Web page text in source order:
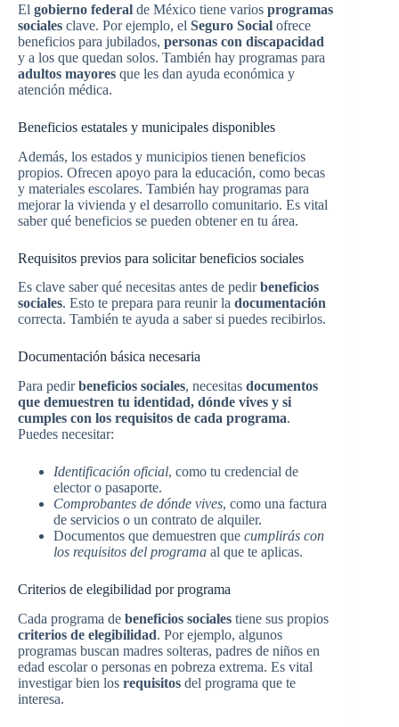
El gobierno federal de México tiene varios programas
sociales clave. Por ejemplo, el Seguro Social ofrece
beneficios para jubilados, personas con discapacidad
y a los que quedan solos. También hay programas para
adultos mayores que les dan ayuda económica y
atención médica.
Beneficios estatales y municipales disponibles
Además, los estados y municipios tienen beneficios
propios. Ofrecen apoyo para la educación, como becas
y materiales escolares. También hay programas para
mejorar la vivienda y el desarrollo comunitario. Es vital
saber qué beneficios se pueden obtener en tu área.
Requisitos previos para solicitar beneficios sociales
Es clave saber qué necesitas antes de pedirbeneficios
sociales. Esto te prepara para reunir la documentación
correcta. También te ayuda a saber si puedes recibirlos.
Documentación básica necesaria
Para pedirbeneficios sociales, necesitas documentos
que demuestren tu identidad, dónde vives y si
cumples con los requisitos de cada programa.
Puedes necesitar:
Identificación oficial, como tu credencial de
elector o pasaporte.
Comprobantes de dónde vives, como una factura
de servicios o un contrato de alquiler.
Documentos que demuestren que cumplirás con
los requisitos del programa al que te aplicas.
Criterios de elegibilidad por programa
Cada programa de beneficios sociales tiene sus propios
criterios de elegibilidad. Por ejemplo, algunos
programas buscan madres solteras, padres de niños en
edad escolar o personas en pobreza extrema. Es vital
investigar bien los requisitos del programa que te
interesa.